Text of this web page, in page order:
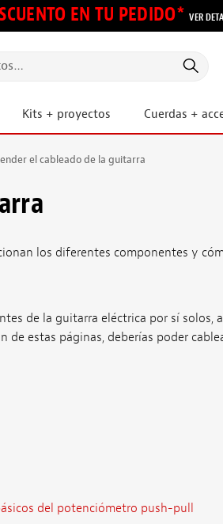
EN TU PEDIDO*VER
Kits + proyectos Cuerdas +
el cableado de la guitarra
los diferentes componentes y
de la guitarra eléctrica por sí solos,
de estas páginas, deberías poder
del potenciómetro push-pull